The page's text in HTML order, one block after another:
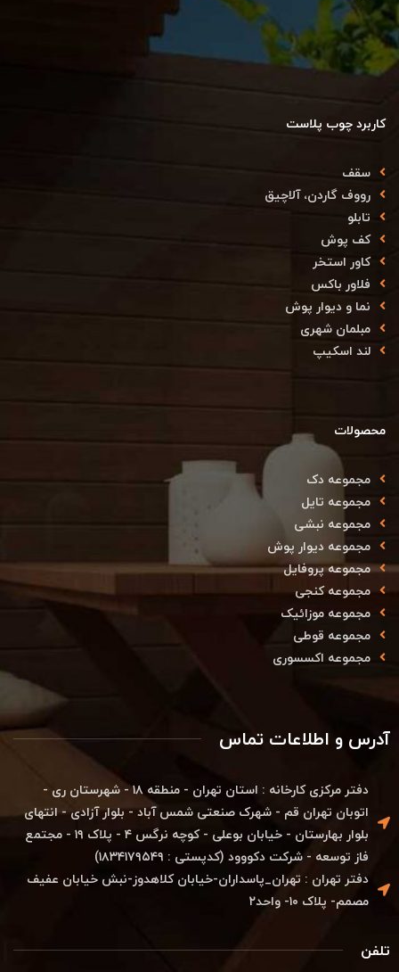
کاربرد چوب پلاست
سقف
رووف گاردن، آلاچیق
تابلو
کف پوش
کاور استخر
فلاور باکس
نما و دیوار پوش
مبلمان شهری
لند اسکیپ
محصولات
مجموعه دک
مجموعه تایل
مجموعه نبشی
مجموعه دیوار پوش
مجموعه پروفایل
مجموعه کنجی
مجموعه موزائیک
مجموعه قوطی
مجموعه اکسسوری
آدرس و اطلاعات تماس
دفتر مرکزی کارخانه : استان تهران - منطقه ۱۸ - شهرستان ری -
اتوبان تهران قم - شهرک صنعتی شمس آباد - بلوار آزادی - انتهای
بلوار بهارستان - خیابان بوعلی - کوچه نرگس ۴ - پلاک ۱۹ - مجتمع
فاز توسعه - شرکت دکووود (کدپستی : ۱۸۳۴۱۷۹۵۴۹)
دفتر تهران : تهران_پاسداران-خیابان کلاهدوز-نبش خیابان عفیف
مصمم- پلاک ۱۰- واحد۲
تلفن